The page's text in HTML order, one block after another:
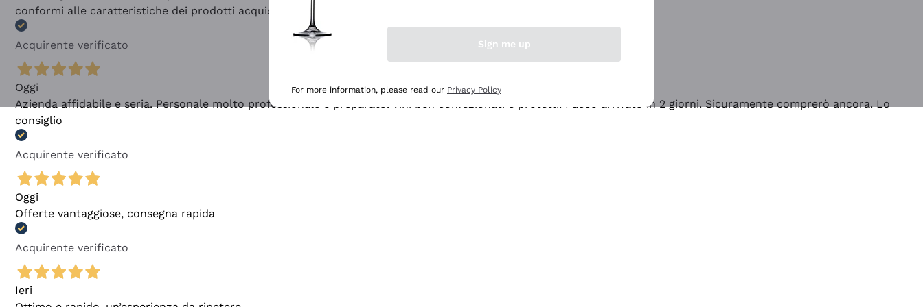
conformi alle caratteristiche dei prodotti acquistati
Acquirente verificato
Oggi
Azienda affidabile e seria. Personale molto professionale e preparato. Vini ben confezionati e protetti. Pacco arrivato in 2 giorni. Sicuramente comprerò ancora. Lo
consiglio
Acquirente verificato
Oggi
Offerte vantaggiose, consegna rapida
Acquirente verificato
Ieri
Sign me up
For more information, please read our Privacy Policy